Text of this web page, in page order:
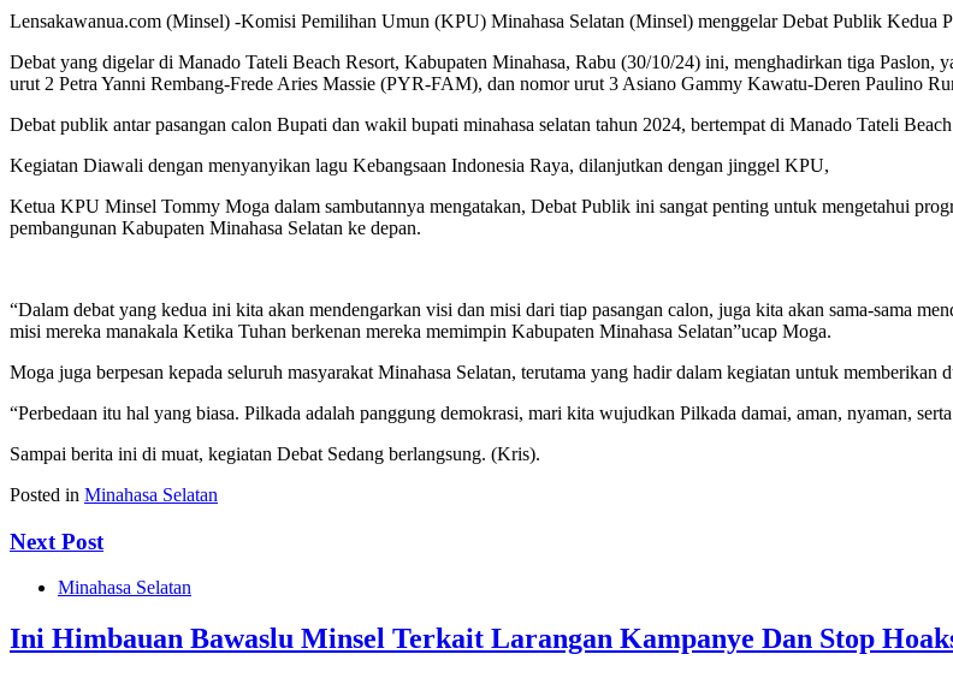
Lensakawanua.com (Minsel) -Komisi Pemilihan Umun (KPU) Minahasa Selatan (Minsel) menggelar Debat Publik Kedua
Debat yang digelar di Manado Tateli Beach Resort, Kabupaten Minahasa, Rabu (30/10/24) ini, menghadirkan tiga
urut 2 Petra Yanni Rembang-Frede Aries Massie (PYR-FAM), dan nomor urut 3 Asiano Gammy Kawatu-Deren Paulino
Debat publik antar pasangan calon Bupati dan wakil bupati minahasa selatan tahun 2024, bertempat di Manado Tateli
Kegiatan Diawali dengan menyanyikan lagu Kebangsaan Indonesia Raya, dilanjutkan dengan jinggel KPU,
Ketua KPU Minsel Tommy Moga dalam sambutannya mengatakan, Debat Publik ini sangat penting untuk mengetahui
pembangunan Kabupaten Minahasa Selatan ke depan.
“Dalam debat yang kedua ini kita akan mendengarkan visi dan misi dari tiap pasangan calon, juga kita akan sama-sama
misi mereka manakala Ketika Tuhan berkenan mereka memimpin Kabupaten Minahasa Selatan”ucap Moga.
Moga juga berpesan kepada seluruh masyarakat Minahasa Selatan, terutama yang hadir dalam kegiatan untuk
“Perbedaan itu hal yang biasa. Pilkada adalah panggung demokrasi, mari kita wujudkan Pilkada damai, aman, nyaman,
Sampai berita ini di muat, kegiatan Debat Sedang berlangsung. (Kris).
Posted in Minahasa Selatan
Next Post
Minahasa Selatan
Ini Himbauan Bawaslu Minsel Terkait Larangan Kampanye Dan Stop